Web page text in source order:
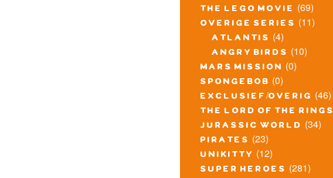
the lego movie (69)
overige series (11)
atlantis (4)
angry birds (10)
mars mission (0)
spongebob (0)
exclusief/overig (46)
the lord of the rings
jurassic world (34)
pirates (23)
unikitty (12)
super heroes (281)